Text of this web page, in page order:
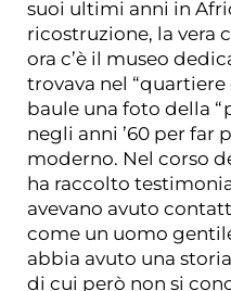
suoi ultimi anni in
ricostruzione, la vera
ora c’è il museo
trovava nel “quartiere
baule una foto della
negli anni ’60 per far
moderno. Nel corso
ha raccolto
avevano avuto
come un uomo
abbia avuto una
di cui però non si